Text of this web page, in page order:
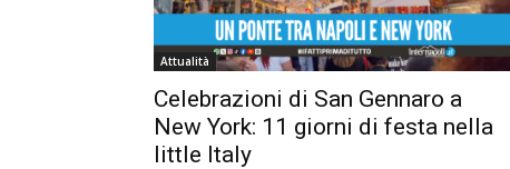
Attualità
Celebrazioni di San Gennaro a
New York: 11 giorni di festa nella
little Italy